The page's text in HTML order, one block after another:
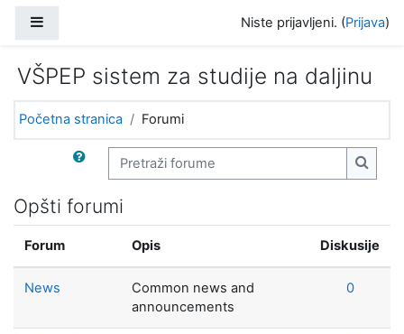
Niste prijavljeni. (Prijava)
VŠPEP sistem za studije na daljinu
Početna stranica Forumi
Pretraži forume
Opšti forumi
Forum Opis Diskusije
News
Common news and
announcements
0